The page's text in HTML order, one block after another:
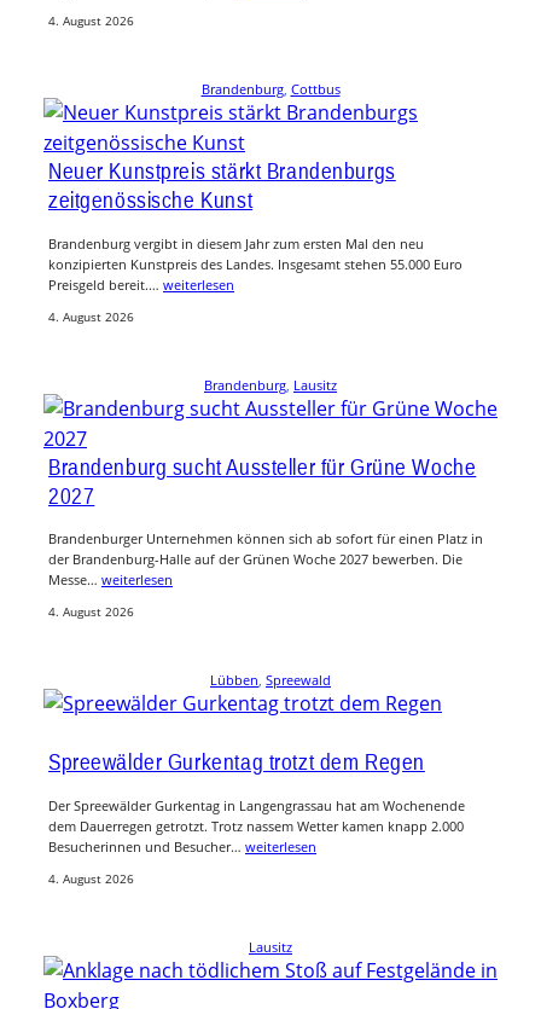
4. August 2026
Brandenburg, Cottbus
Neuer Kunstpreis stärkt Brandenburgs
zeitgenössische Kunst
Brandenburg vergibt in diesem Jahr zum ersten Mal den neu
konzipierten Kunstpreis des Landes. Insgesamt stehen 55.000 Euro
Preisgeld bereit.… weiterlesen
4. August 2026
Brandenburg Lausitz
Brandenburg sucht Aussteller für Grüne Woche
2027
Brandenburger Unternehmen können sich ab sofort für einen Platz in
der Brandenburg-Halle auf der Grünen Woche 2027 bewerben. Die
Messe… weiterlesen
4. August 2026
Lübben, Spreewald
Spreewälder Gurkentag trotzt dem Regen
Der Spreewälder Gurkentag in Langengrassau hat am Wochenende
dem Dauerregen getrotzt. Trotz nassem Wetter kamen knapp 2.000
Besucherinnen und Besucher… weiterlesen
4. August 2026
Lausitz